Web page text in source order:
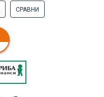
СРАВНИ